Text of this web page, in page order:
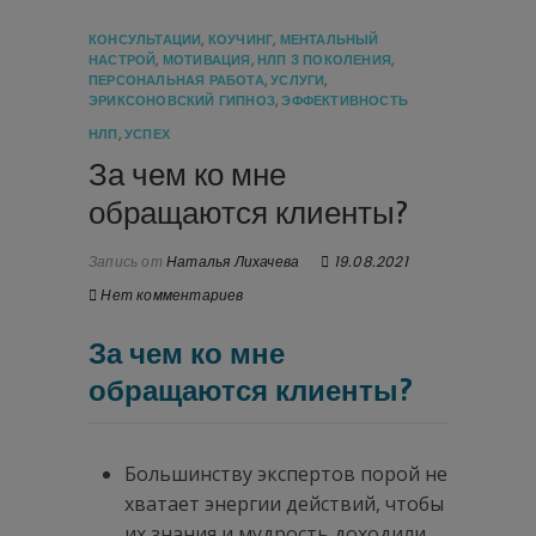
КОНСУЛЬТАЦИИ, КОУЧИНГ, МЕНТАЛЬНЫЙ
НАСТРОЙ, МОТИВАЦИЯ,НЛП 3 ПОКОЛЕНИЯ,
ПЕРСОНАЛЬНАЯ РАБОТА,УСЛУГИ,
ЭРИКСОНОВСКИЙ ГИПНОЗ,ЭФФЕКТИВНОСТЬ
НЛП,УСПЕХ
За чем ко мне
обращаются клиенты?
Запись от Наталья Лихачева
19.08.2021
Нет комментариев
За чем ко мне
обращаются клиенты?
Большинству экспертов порой не
хватает энергии действий, чтобы